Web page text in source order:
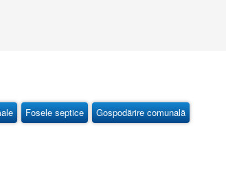
Fosele septice
Gospodărire comunală